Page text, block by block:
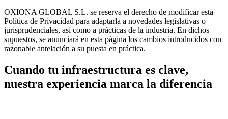
OXIONA GLOBAL S.L. se reserva el derecho de modificar esta
Política de Privacidad para adaptarla a novedades legislativas o
jurisprudenciales, así como a prácticas de la industria. En dichos
supuestos, se anunciará en esta página los cambios introducidos con
razonable antelación a su puesta en práctica.
Cuando tu infraestructura es clave,
nuestra experiencia marca la diferencia